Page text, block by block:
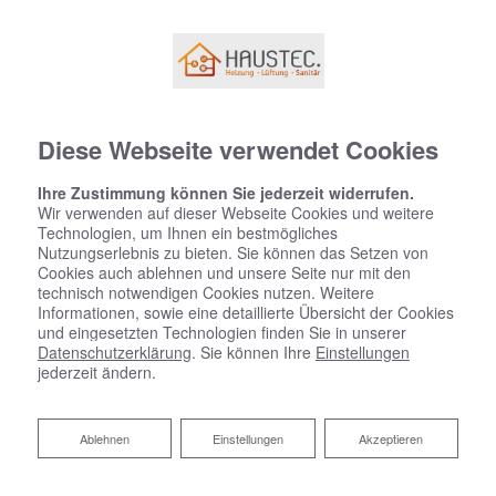
Diese Webseite verwendet Cookies
Ihre Zustimmung können Sie jederzeit widerrufen.
Wir verwenden auf dieser Webseite Cookies und weitere
Technologien, um Ihnen ein bestmögliches
Nutzungserlebnis zu bieten. Sie können das Setzen von
Cookies auch ablehnen und unsere Seite nur mit den
technisch notwendigen Cookies nutzen. Weitere
Informationen, sowie eine detaillierte Übersicht der Cookies
und eingesetzten Technologien finden Sie in unserer
Datenschutzerklärung. Sie können Ihre Einstellungen
jederzeit ändern.
Akzeptieren
Einstellungen
Ablehnen
Ablehnen